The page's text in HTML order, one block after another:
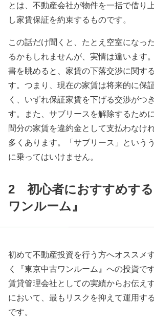
とは、不動産会社が物件を一括で借り
し家賃保証を約束するものです。
この話だけ聞くと、たとえ空室になっ
るかもしれませんが、実情は違います
書を眺めると、家賃の下落交渉に関す
す。つまり、現在の家賃は将来的に保
く、いずれ保証家賃を下げる交渉がつ
す。また、サブリースを解除するため
間分の家賃を違約金として支払わなけ
多くあります。「サブリース」という
に乗ってはいけません。
2 初心者におすすめする
ワンルーム』
初めて不動産投資を行う方へオススメ
く『東京中古ワンルーム』への投資で
賃貸管理会社としての実績からお伝え
において、最もリスクを抑えて運用す
です。